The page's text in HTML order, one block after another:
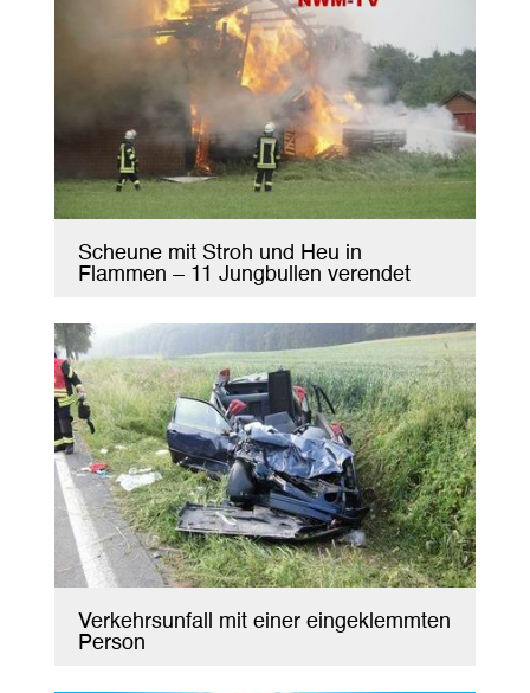
Scheune mit Stroh und Heu in
Flammen – 11 Jungbullen verendet
Verkehrsunfall mit einer eingeklemmten
Person